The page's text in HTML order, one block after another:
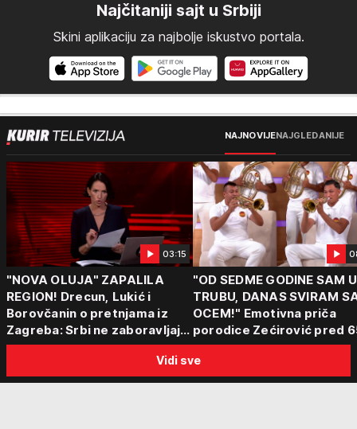
Najčitaniji sajt u Srbiji
Skini aplikaciju za najbolje iskustvo portala.
NAJNOVIJENAJGLEDANIJE
03:15
"NOVA OLUJA" ZAPALILA
REGION! Drecun, Lukić i
Borovčanin o pretnjama iz
Zagreba: Srbi ne zaboravljaju
progon
"OD SEDME GODINE SAM
TRUBU, DANAS SVIRAM
OCEM!" Emotivna priča
porodice Zećirović pred
Sabor trubača u Guči
Vidi sve